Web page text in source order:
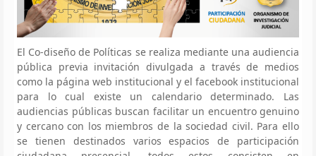
El Co-diseño de Políticas se realiza mediante una audiencia
pública previa invitación divulgada a través de medios
como la página web institucional y el facebook institucional
para lo cual existe un calendario determinado. Las
audiencias públicas buscan facilitar un encuentro genuino
y cercano con los miembros de la sociedad civil. Para ello
se tienen destinados varios espacios de participación